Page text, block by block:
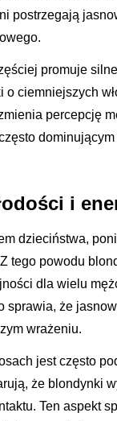
postrzegają
promuje
ciemniejszych
percepcję
i
dzieciństwa,
tego powodu
dla wielu
że
wrażeniu.
jest często
że blondynki
Ten aspekt